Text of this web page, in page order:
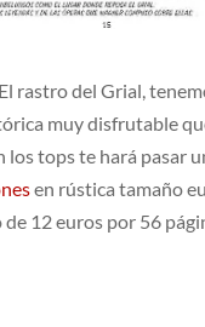
rastro del Grial,
muy disfrutable
los tops te hará pasar
en rústica tamaño
12 euros por 56